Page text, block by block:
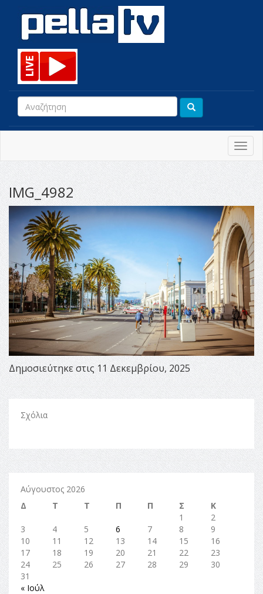
IMG_4982
Δημοσιεύτηκε στις 11 Δεκεμβρίου, 2025
Σχόλια
Αύγουστος 2026
Δ
Τ Τ Π Π Σ
Κ
1
2
3
4 5 6 7 8
9
10
11 12 13 14 15
16
17
18 19 20 21 22
23
24
25 26 27 28 29
30
31
« Ιούλ